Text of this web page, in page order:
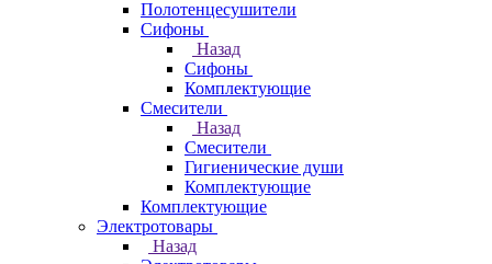
Полотенцесушители
Сифоны
Назад
Сифоны
Комплектующие
Смесители
Назад
Смесители
Гигиенические души
Комплектующие
Комплектующие
Электротовары
Назад